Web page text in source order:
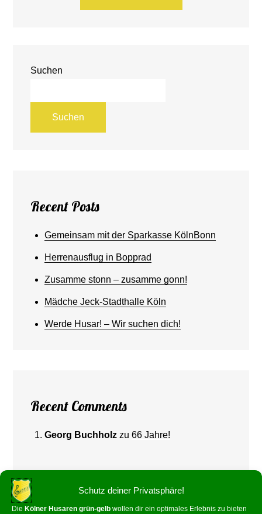
Schutz deiner Privatsphäre!
Die Kölner Husaren grün-gelb wollen dir ein optimales Erlebnis zu bieten
Suchen
Suchen
Recent Posts
Gemeinsam mit der Sparkasse KölnBonn
Herrenausflug in Bopprad
Zusamme stonn – zusamme gonn!
Mädche Jeck-Stadthalle Köln
Werde Husar! – Wir suchen dich!
Recent Comments
Georg Buchholz zu66 Jahre!